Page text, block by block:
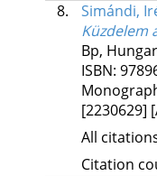
8.
Simándi,
Küzdelem
Bp,
ISBN:
[2230629]
All
Citation